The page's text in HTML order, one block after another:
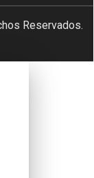
Reservados.